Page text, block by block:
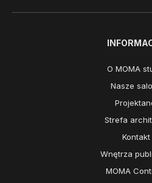
O MOMA
Nasze
Strefa
Kontakt
Wnętrza
MOMA